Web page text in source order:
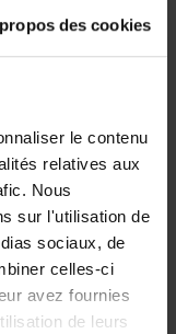
des cookies
le contenu
relatives aux
Nous
sur l'utilisation de
sociaux, de
celles-ci
avez fournies
de leurs
Clip adulte vert
rapide...